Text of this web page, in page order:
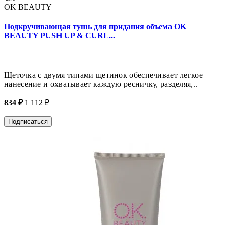
OK BEAUTY
Подкручивающая тушь для придания объема OK
BEAUTY PUSH UP & CURL...
Щеточка с двумя типами щетинок обеспечивает легкое
нанесение и охватывает каждую ресничку, разделяя,..
834 ₽ 1 112 ₽
Подписаться